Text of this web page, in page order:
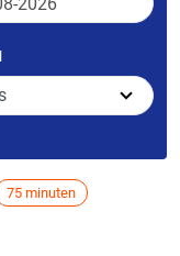
75 minuten